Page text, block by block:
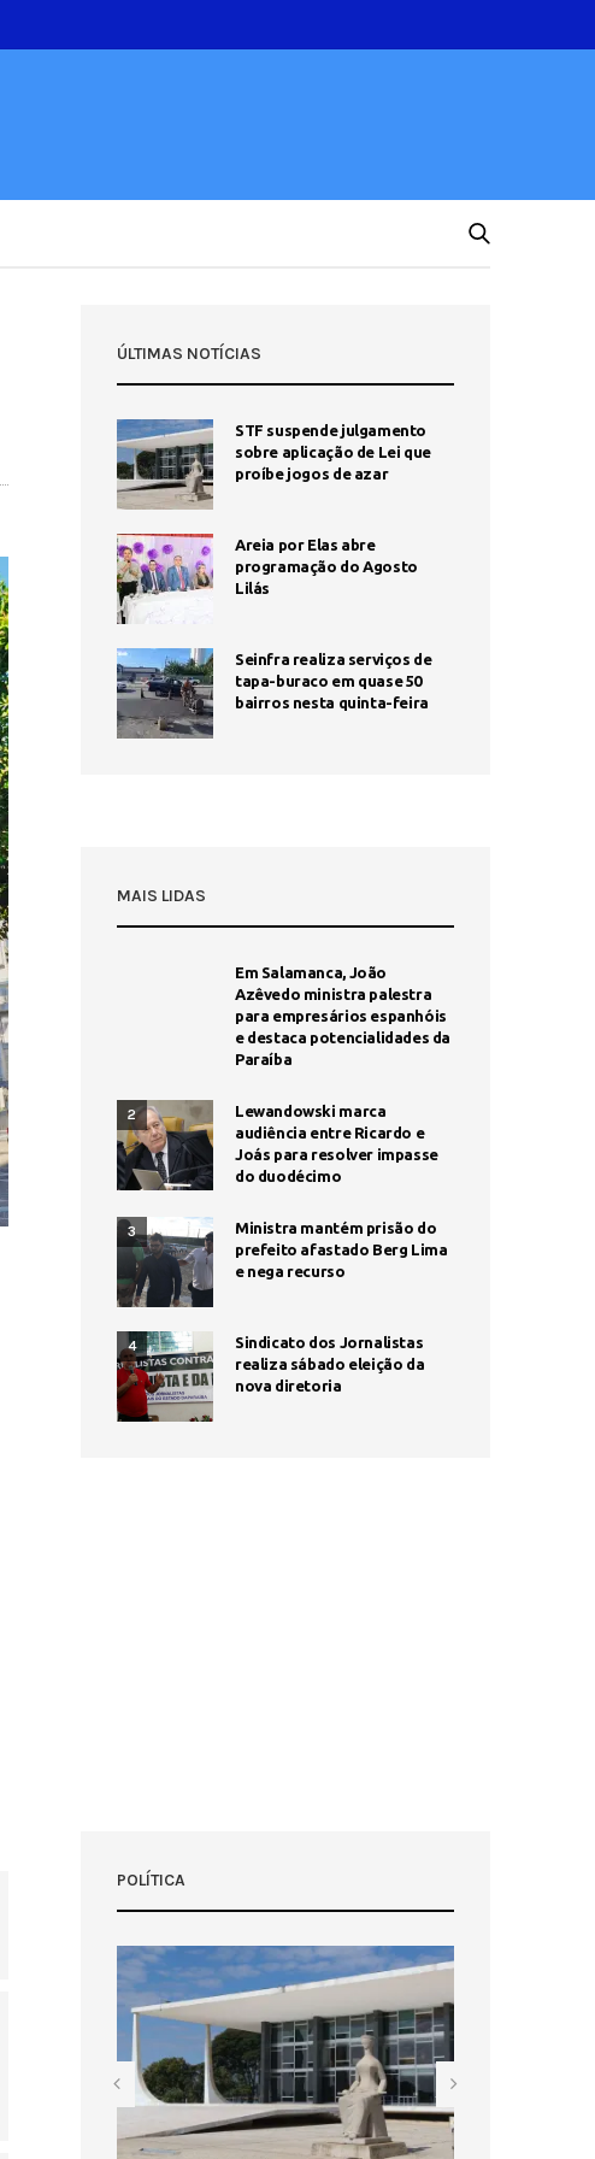
ÚLTIMAS NOTÍCIAS
STF suspende julgamento
sobre aplicação de Lei que
proíbe jogos de azar
Areia por Elas abre
programação do Agosto
Lilás
Seinfra realiza serviços de
tapa-buraco em quase 50
bairros nesta quinta-feira
MAIS LIDAS
Em Salamanca, João
Azêvedo ministra palestra
para empresários espanhóis
e destaca potencialidades da
Paraíba
2
Lewandowski marca
audiência entre Ricardo e
Joás para resolver impasse
do duodécimo
3
Ministra mantém prisão do
prefeito afastado Berg Lima
e nega recurso
4
Sindicato dos Jornalistas
realiza sábado eleição da
nova diretoria
POLÍTICA